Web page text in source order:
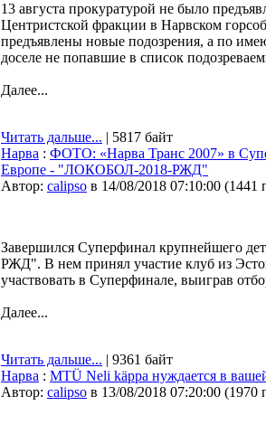
13 августа прокуратурой не было
Центристской фракции в Нарвском
предъявлены новые подозрения, а по
доселе не попавшие в список
Далее...
Читать дальше... | 5817 байт
Нарва : ФОТО: «Нарва Транс 2007» в
Европе - "ЛОКОБОЛ-2018-РЖД"
Автор: calipso в 14/08/2018 07:10:00 (1441
Завершился Суперфинал крупнейшего
РЖД". В нем принял участие клуб из
участвовать в Суперфинале, выиграв
Далее...
Читать дальше... | 9361 байт
Нарва : MTÜ Neli käppa нуждается в
Автор: calipso в 13/08/2018 07:20:00 (1970